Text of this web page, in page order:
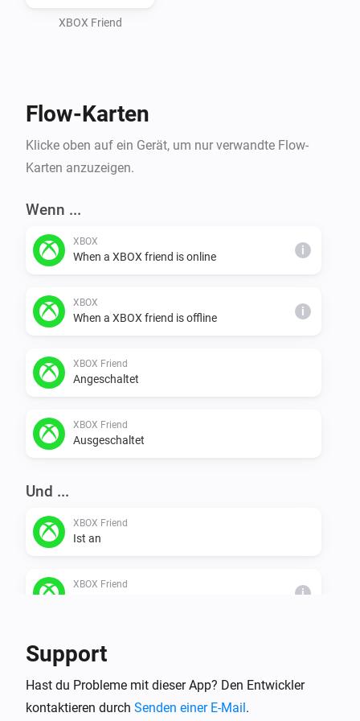
XBOX Friend
Flow-Karten
Klicke oben auf ein Gerät, um nur verwandte Flow-
Karten anzuzeigen.
Wenn ...
XBOX
When a XBOX friend is online i
XBOX
When a XBOX friend is offline i
XBOX Friend
Angeschaltet
XBOX Friend
Ausgeschaltet
Und ...
XBOX Friend
Ist an
XBOX Friend
i
Dann ...
XBOX Friend
Support
Hast du Probleme mit dieser App? Den Entwickler
kontaktieren durch Senden einer E-Mail.